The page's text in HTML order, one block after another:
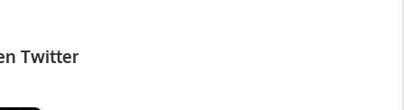
Twitter